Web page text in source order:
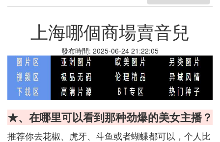
上海哪個商場賣音兒
發布時間: 2025-06-24 21:22:05
★、在哪里可以看到那种劲爆的美女主播？
推荐你去花椒、虎牙、斗鱼或者蝴蝶都可以，个人比